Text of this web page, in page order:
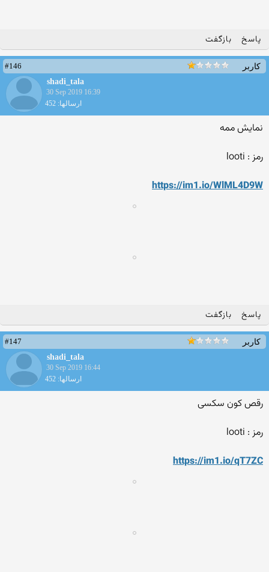
پاسخ بازگفت
کاربر
#146
shadi_tala
30 Sep 2019 16:39
ارسالها: 452
نمایش ممه
رمز : looti
https://im1.io/WlML4D9W
پاسخ بازگفت
کاربر
#147
shadi_tala
30 Sep 2019 16:44
ارسالها: 452
رقص کون سکسی
رمز : looti
https://im1.io/qT7ZC